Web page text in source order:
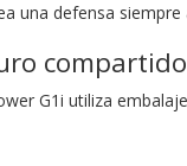
una defensa
compartido
G1i utiliza